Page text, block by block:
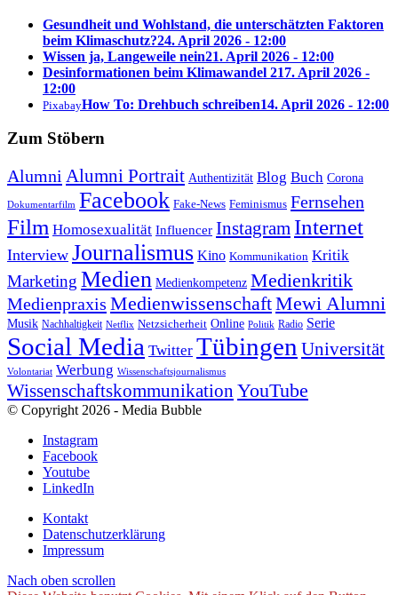
Gesundheit und Wohlstand, die unterschätzten Faktoren
beim Klimaschutz?24. April 2026 - 12:00
Wissen ja, Langeweile nein21. April 2026 - 12:00
Desinformationen beim Klimawandel 217. April 2026 -
12:00
PixabayHow To: Drehbuch schreiben14. April 2026 - 12:00
Zum Stöbern
Alumni Alumni Portrait Authentizität Blog Buch Corona
Dokumentarfilm Facebook Fake-News Feminismus Fernsehen
Film Homosexualität Influencer Instagram Internet
Interview Journalismus Kino Kommunikation Kritik
Marketing Medien Medienkompetenz Medienkritik
Medienpraxis MedienwissenschaftMewi Alumni
Musik Nachhaltigkeit Netflix Netzsicherheit Online Politik Radio Serie
Social Media Twitter Tübingen Universität
Volontariat Werbung Wissenschaftsjournalismus
Wissenschaftskommunikation YouTube
© Copyright 2026 - Media Bubble
Instagram
Facebook
Youtube
LinkedIn
Kontakt
Datenschutzerklärung
Impressum
Nach oben scrollen